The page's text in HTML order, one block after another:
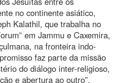
no continente asiático,
Kalathil, que trabalha no
em Jammu e Caxemira,
na fronteira indo-
faz parte da missão
do diálogo inter-religioso,
e abertura ao outro”.